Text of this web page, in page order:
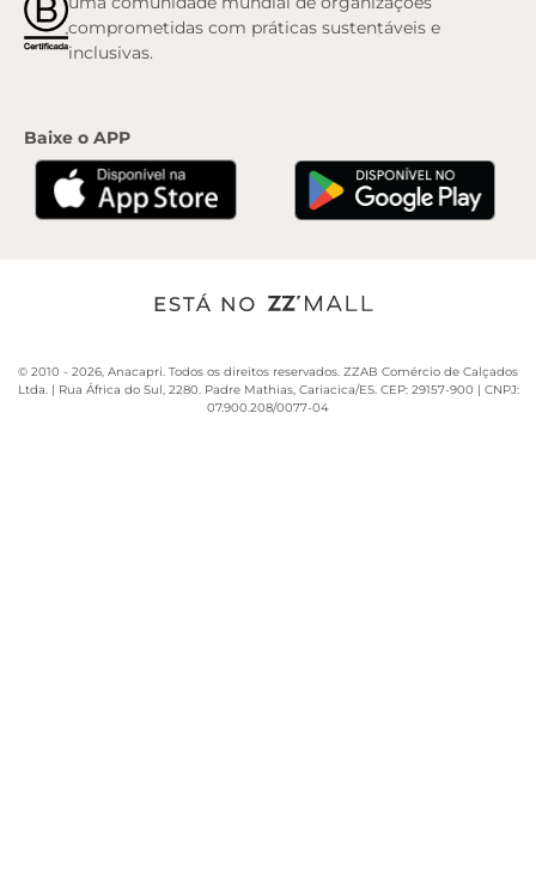
comprometidas com práticas sustentáveis e
inclusivas.
Baixe o APP
© 2010 - 2026, Anacapri. Todos os direitos reservados. ZZAB Comércio de Calçados
Ltda. | Rua África do Sul, 2280. Padre Mathias, Cariacica/ES. CEP: 29157-900 | CNPJ:
07.900.208/0077-04